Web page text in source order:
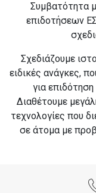
Συμβατότητα
επιδοτήσεων
Σχεδιάζουμε
ειδικές ανάγκες,
για
Διαθέτουμε
τεχνολογίες που
σε άτομα με